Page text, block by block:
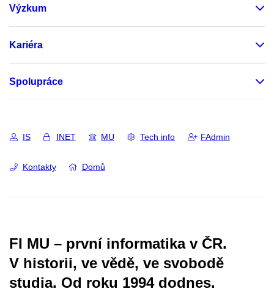
Výzkum
Kariéra
Spolupráce
IS INET MU Tech info FAdmin
Kontakty Domů
FI MU – první informatika v ČR.
V historii, ve vědě, ve svobodě
studia. Od roku 1994 dodnes.